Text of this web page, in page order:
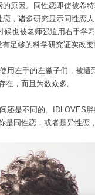
原因。
同性恋即使被希
，诸多研究显示同性恋人
被老师强迫用右手学
足够的科学研究证实
左手的左撇子们，被
，而且为数众多。
还是不同的。IDLOVES
同性恋，或者是异性